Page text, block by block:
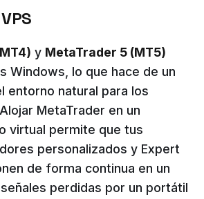
y MetaTrader 5 (MT5)
Windows, lo que hace de un
entorno natural para los
MetaTrader en un
virtual permite que tus
personalizados y Expert
de forma continua en un
perdidas por un portátil